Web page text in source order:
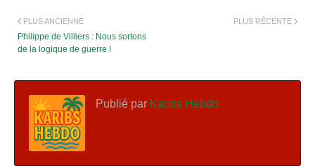
PLUS RÉCENTE
PLUS ANCIENNE
Philippe de Villiers : Nous sortons
de la logique de guerre !
Publié par Karibs Hebdo